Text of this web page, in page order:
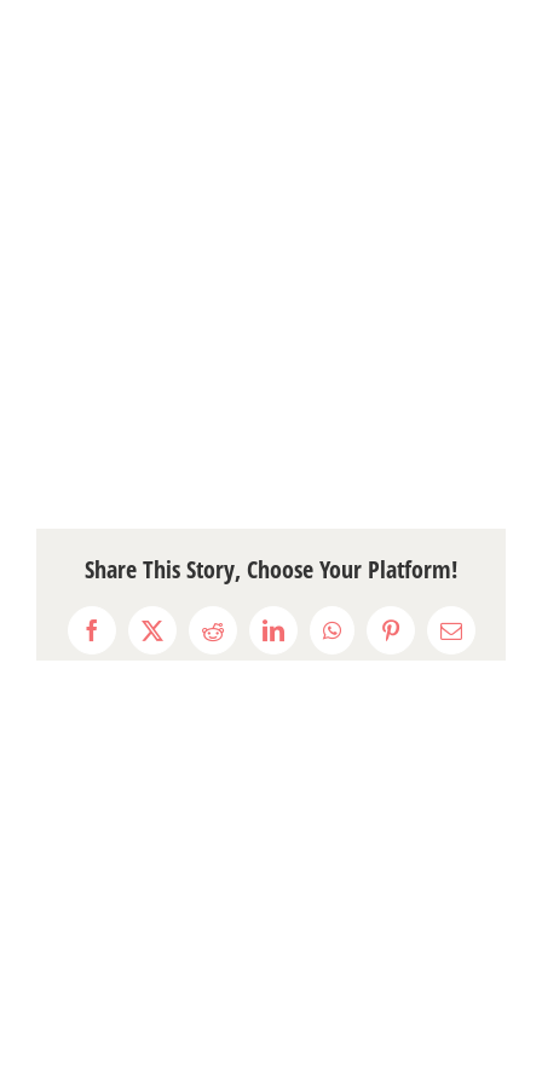
Share This Story, Choose Your Platform!
Facebook
X RedditLinkedInWhatsAppPinterestEmail